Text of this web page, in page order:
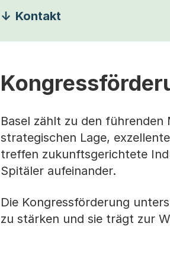
Kontakt
Basel zählt zu den
strategischen Lage,
treffen zukunftsgerichtete
Spitäler aufeinander.
Die Kongressförderung
zu stärken und sie trägt zur